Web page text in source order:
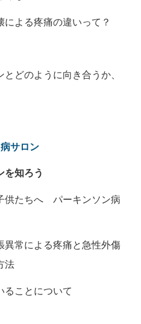
による疼痛の違いって？
とどのように向き合うか、
病サロン
ろう
供たちへ パーキンソン病
異常による疼痛と急性外傷
法
ることについて